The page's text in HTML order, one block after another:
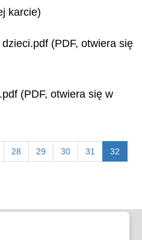
karcie)
dzieci.pdf (PDF, otwiera się
(PDF, otwiera się w
28 29 30 31 32